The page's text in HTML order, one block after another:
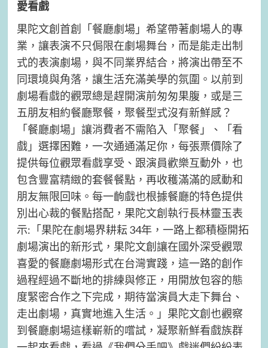
愛看戲
果陀文創首創「餐廳劇場」希望帶著劇場人的專
業，讓表演不只侷限在劇場舞台，而是能走出制
式的表演劇場，與不同業界結合，將演出帶至不
同環境與角落，讓生活充滿美學的氛圍。以前到
劇場看戲的觀眾總是趕開演前匆匆果腹，或是三
五朋友相約餐廳聚餐，聚餐型式沒有新鮮感？
「餐廳劇場」讓消費者不需陷入「聚餐」、「看
戲」選擇困難，一次通通滿足你，每張票價除了
提供每位觀眾看戲享受、跟演員歡樂互動外，也
包含豐富精緻的套餐餐點，再收穫滿滿的感動和
朋友無限回味。每一齣戲也根據餐廳的特色提供
別出心裁的餐點搭配，果陀文創執行長林靈玉表
示:「果陀在劇場界耕耘 34年，一路上都積極開拓
劇場演出的新形式，果陀文創讓在國外深受觀眾
喜愛的餐廳劇場形式在台灣實踐，這一路的創作
過程經過不斷地的排練與修正，用開放包容的態
度緊密合作之下完成，期待當演員大走下舞台、
走出劇場，真實地進入生活。」果陀文創也觀察
到餐廳劇場這樣嶄新的嚐試，凝聚新鮮看戲族群